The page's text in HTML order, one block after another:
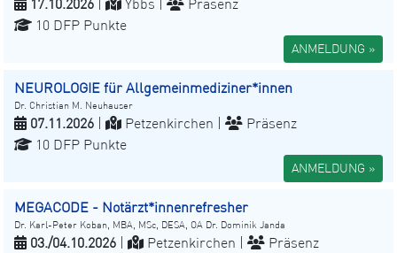
17.10.2026 Ybbs |
Präsenz
10 DFP Punkte
ANMELDUNG »
NEUROLOGIE für Allgemeinmediziner*innen
Dr. Christian M. Neuhauser
07.11.2026 Petzenkirchen |
Präsenz
10 DFP Punkte
ANMELDUNG »
MEGACODE - Notärzt*innenrefresher
Dr. Karl-Peter Koban, MBA, MSc, DESA, OA Dr. Dominik Janda
03./04.10.2026 Petzenkirchen | Präsenz